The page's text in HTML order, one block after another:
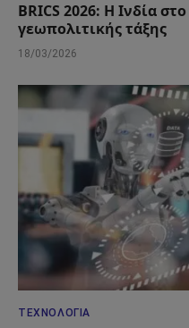
BRICS 2026: Η Ινδία
γεωπολιτικής τάξης
18/03/2026
ΤΕΧΝΟΛΟΓΊΑ